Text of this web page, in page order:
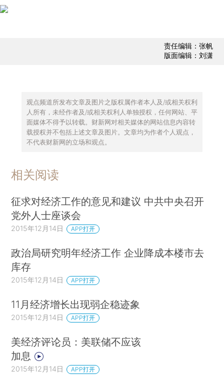
责任编辑：张帆
版面编辑：刘潇
观点频道所发布文章及图片之版权属作者本人及/或相关权利
人所有，未经作者及/或相关权利人单独授权，任何网站、平
面媒体不得予以转载。财新网对相关媒体的网站信息内容转
载授权并不包括上述文章及图片。文章均为作者个人观点，
不代表财新网的立场和观点。
相关阅读
征求对经济工作的意见和建议 中共中央召开
党外人士座谈会
2015年12月14日 APP打开
政治局研究明年经济工作 企业降成本楼市去
库存
2015年12月14日 APP打开
11月经济增长出现弱企稳迹象
2015年12月14日 APP打开
美经济评论员：美联储不应该
加息
2015年12月14日 APP打开